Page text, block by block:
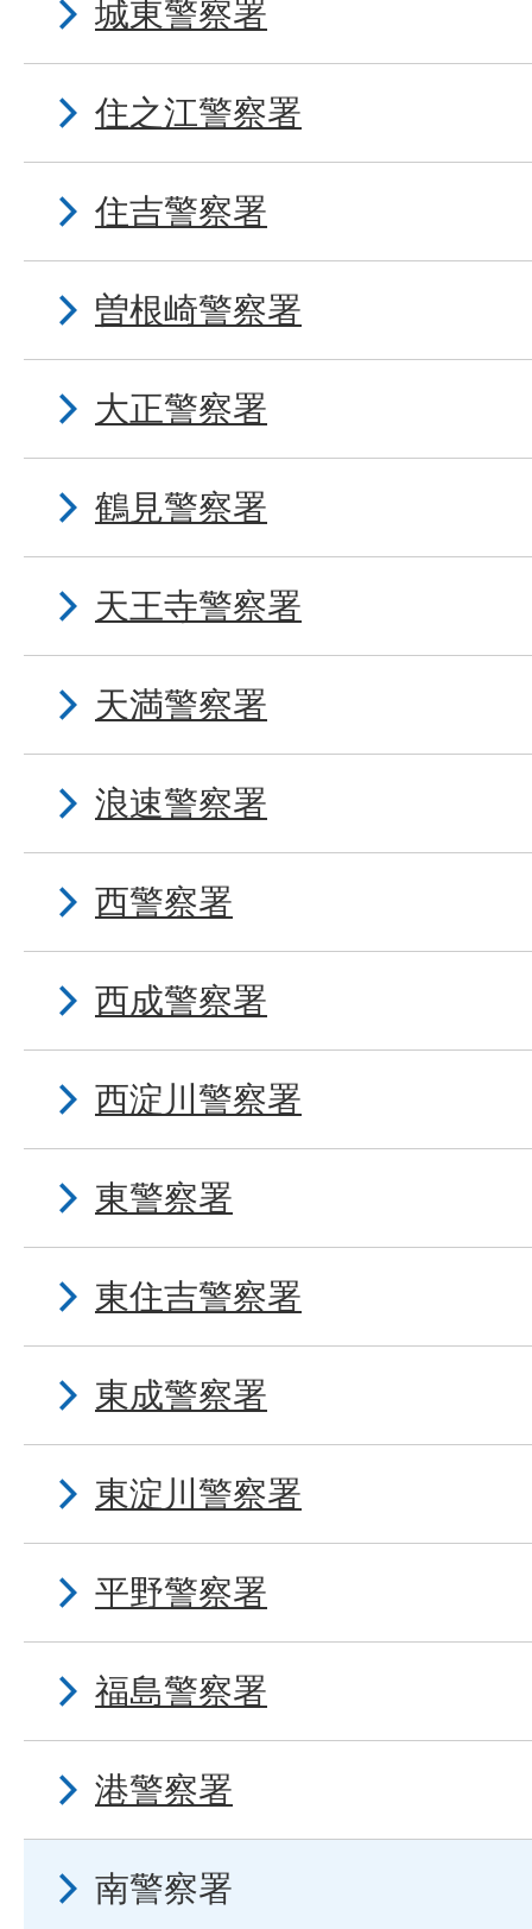
城東警察署
住之江警察署
住吉警察署
曽根崎警察署
大正警察署
鶴見警察署
天王寺警察署
天満警察署
浪速警察署
西警察署
西成警察署
西淀川警察署
東警察署
東住吉警察署
東成警察署
東淀川警察署
平野警察署
福島警察署
港警察署
南警察署